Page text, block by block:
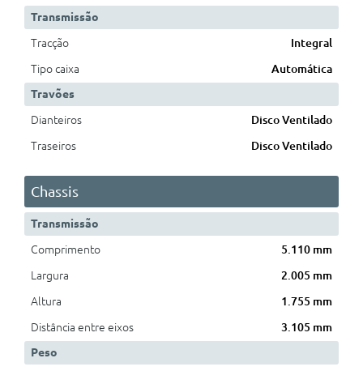
Transmissão
Tracção
Integral
Tipo caixa
Automática
Travões
Dianteiros
Disco Ventilado
Traseiros
Disco Ventilado
Chassis
Transmissão
Comprimento
5.110 mm
Largura
2.005 mm
Altura
1.755 mm
Distância entre eixos
3.105 mm
Peso